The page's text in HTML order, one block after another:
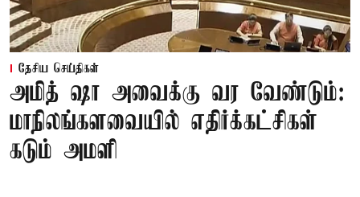
தேசிய செய்திகள்
அமித் ஷா அவைக்கு வர வேண்டும்:
மாநிலங்களவையில் எதிர்க்கட்சிகள்
கடும் அமளி